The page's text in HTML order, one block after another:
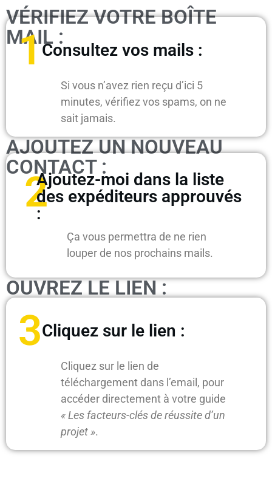
VÉRIFIEZ VOTRE BOÎTE
MAIL :
1Consultez vos mails :
Si vous n’avez rien reçu d’ici 5
minutes, vérifiez vos spams, on ne
sait jamais.
AJOUTEZ UN NOUVEAU
CONTACT :
2Ajoutez-moi dans la liste
des expéditeurs approuvés
:
Ça vous permettra de ne rien
louper de nos prochains mails.
OUVREZ LE LIEN :
3Cliquez sur le lien :
Cliquez sur le lien de
téléchargement dans l’email, pour
accéder directement à votre guide
« Les facteurs-clés de réussite d’un
projet ».